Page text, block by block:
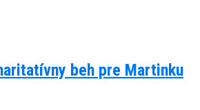
beh pre Martinku